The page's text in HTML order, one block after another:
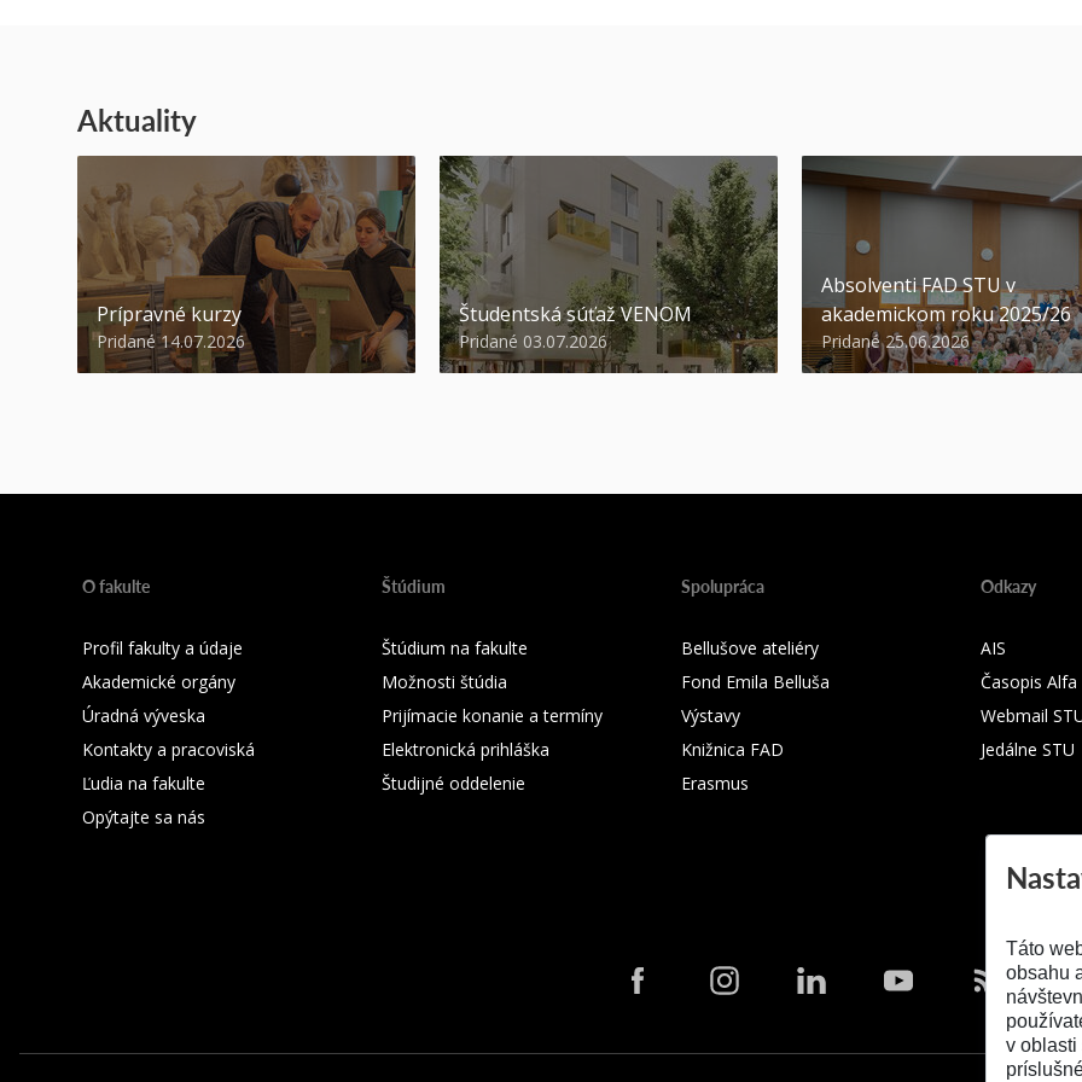
Aktuality
Prípravné kurzy
Pridané 14.07.2026
Študentská súťaž VENOM
Pridané 03.07.2026
Absolventi FAD STU v
akademickom roku 2025/26
Pridané 25.06.2026
O fakulte
Profil fakulty a údaje
Akademické orgány
Úradná výveska
Kontakty a pracoviská
Ľudia na fakulte
Opýtajte sa nás
Štúdium
Štúdium na fakulte
Možnosti štúdia
Prijímacie konanie a termíny
Elektronická prihláška
Študijné oddelenie
Spolupráca
Bellušove ateliéry
Fond Emila Belluša
Výstavy
Knižnica FAD
Erasmus
Odkazy
AIS
Časopis Alfa
Webmail
Jedálne STU
Táto
obsahu
v oblasti